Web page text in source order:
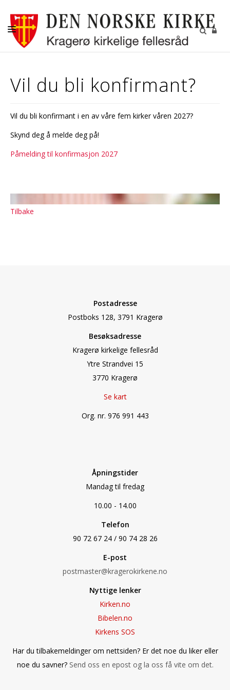
KALENDER
AKTIVITETER
Vil du bli konfirmant?
Vil du bli konfirmant i en av våre fem kirker våren 2027?
Skynd deg å melde deg på!
Påmelding til konfirmasjon 2027
Tilbake
Postadresse
Postboks 128, 3791 Kragerø
Besøksadresse
Kragerø kirkelige fellesråd
Ytre Strandvei 15
3770 Kragerø
Se kart
Org. nr. 976 991 443
Åpningstider
Mandag til fredag
10.00 - 14.00
Telefon
90 72 67 24 / 90 74 28 26
E-post
postmaster@kragerokirkene.no
Nyttige lenker
Kirken.no
Bibelen.no
Kirkens SOS
Har du tilbakemeldinger om nettsiden? Er det noe du liker eller
noe du savner? Send oss en epost og la oss få vite om det.